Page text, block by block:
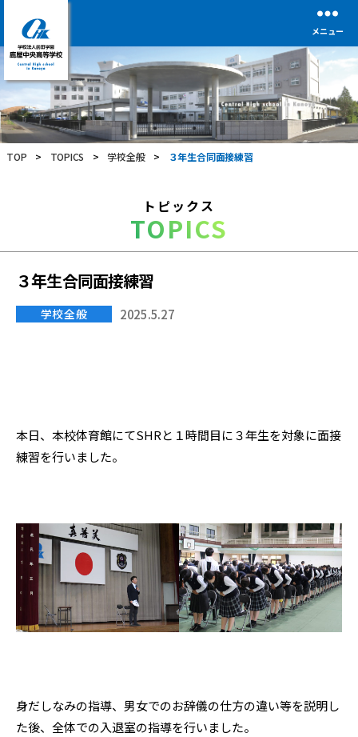
学
校
法
人
前
田
央
高
等
学
校
メニュー
TOP > TOPICS > 学校全般 > ３年生合同面接練習
トピックス
TOPICS
３年生合同面接練習
学校全般 2025.5.27
本日、本校体育館にてSHRと１時間目に３年生を対象に面接
練習を行いました。
身だしなみの指導、男女でのお辞儀の仕方の違い等を説明し
た後、全体での入退室の指導を行いました。